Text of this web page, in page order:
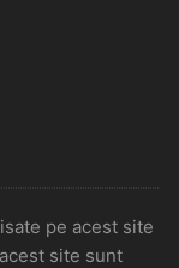
pe acest site
site sunt